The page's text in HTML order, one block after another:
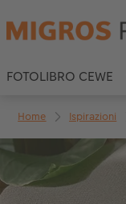
FOTOLIBRO CEWE
Home Ispirazioni